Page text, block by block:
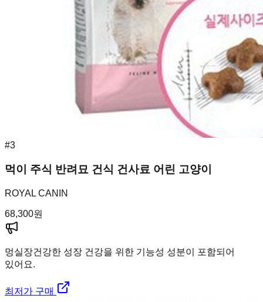
#3
먹이 주식 반려묘 건식 건사료 어린 고양이
ROYAL CANIN
68,300원
멍실장건강한 성장 건강을 위한 기능성 성분이 포함되어
있어요.
최저가 구매